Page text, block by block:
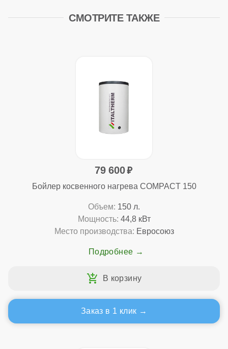
СМОТРИТЕ ТАКЖЕ
79 600
Бойлер косвенного нагрева COMPACT 150
Объем: 150 л.
Мощность: 44,8 кВт
Место производства: Евросоюз
Подробнее
Заказ в 1 клик